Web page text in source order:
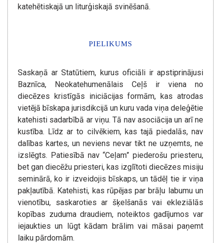
katehētiskajā un liturģiskajā svinēšanā.
PIELIKUMS
Saskaņā ar Statūtiem, kurus oficiāli ir apstiprinājusi
Baznīca, Neokatehumenālais Ceļš ir viena no
diecēzes kristīgās iniciācijas formām, kas atrodas
vietējā bīskapa jurisdikcijā un kuru vada viņa deleģētie
katehisti sadarbībā ar viņu. Tā nav asociācija un arī ne
kustība. Līdz ar to cilvēkiem, kas tajā piedalās, nav
dalības kartes, un neviens nevar tikt ne uzņemts, ne
izslēgts. Patiesībā nav “Ceļam” piederošu priesteru,
bet gan diecēžu priesteri, kas izglītoti diecēzes misiju
seminārā, ko ir izveidojis bīskaps, un tādēļ tie ir viņa
pakļautībā. Katehisti, kas rūpējas par brāļu labumu un
vienotību, saskaroties ar šķelšanās vai ekleziālās
kopības zuduma draudiem, noteiktos gadījumos var
iejaukties un lūgt kādam brālim vai māsai paņemt
laiku pārdomām.